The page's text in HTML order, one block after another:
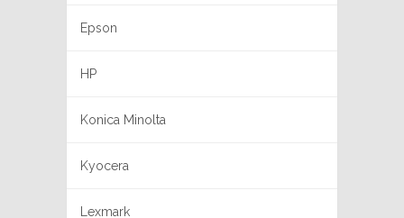
Epson
HP
Konica Minolta
Kyocera
Lexmark